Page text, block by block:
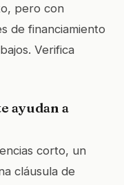
pero con
de financiamiento
Verifica
ayudan a
corto, un
cláusula de